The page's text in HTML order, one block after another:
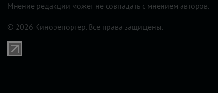
Мнение редакции может не совпадать с мнением авторов.
© 2026 Кинорепортер. Все права защищены.